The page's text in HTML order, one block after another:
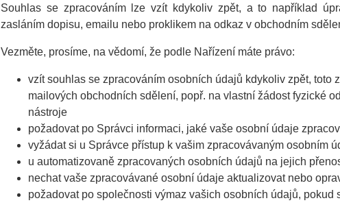
Souhlas se zpracováním lze vzít kdykoliv zpět, a to například
zasláním dopisu, emailu nebo proklikem na odkaz v obchodním
Vezměte, prosíme, na vědomí, že podle Nařízení máte právo:
vzít souhlas se zpracováním osobních údajů kdykoliv zpět, toto
mailových obchodních sdělení, popř. na vlastní žádost fyzické
nástroje
požadovat po Správci informaci, jaké vaše osobní údaje
vyžádat si u Správce přístup k vašim zpracovávaným osobním
u automatizovaně zpracovaných osobních údajů na jejich
nechat vaše zpracovávané osobní údaje aktualizovat nebo
požadovat po společnosti výmaz vašich osobních údajů,